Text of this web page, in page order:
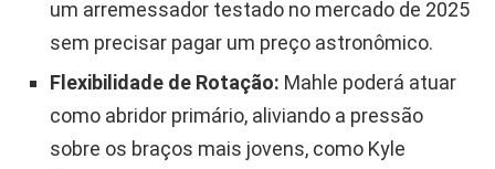
um arremessador testado no mercado de 2025
sem precisar pagar um preço astronômico.
Flexibilidade de Rotação: Mahle poderá atuar
como abridor primário, aliviando a pressão
sobre os braços mais jovens, como Kyle